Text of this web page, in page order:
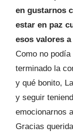
en gustarnos
estar en paz
esos valores
Como no
terminado la
y qué bonito,
y seguir
emocionarnos
Gracias